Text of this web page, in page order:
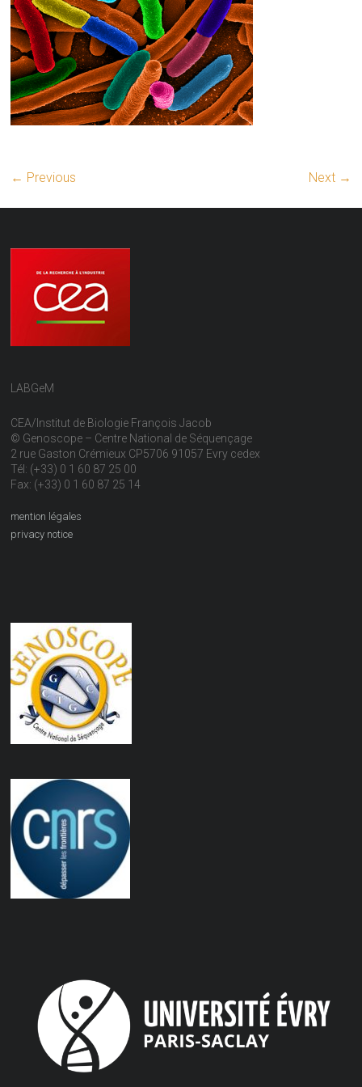
← Previous Next →
LABGeM
CEA/Institut de Biologie François Jacob
© Genoscope – Centre National de Séquençage
2 rue Gaston Crémieux CP5706 91057 Evry cedex
Tél: (+33) 0 1 60 87 25 00
Fax: (+33) 0 1 60 87 25 14
mention légales
privacy notice